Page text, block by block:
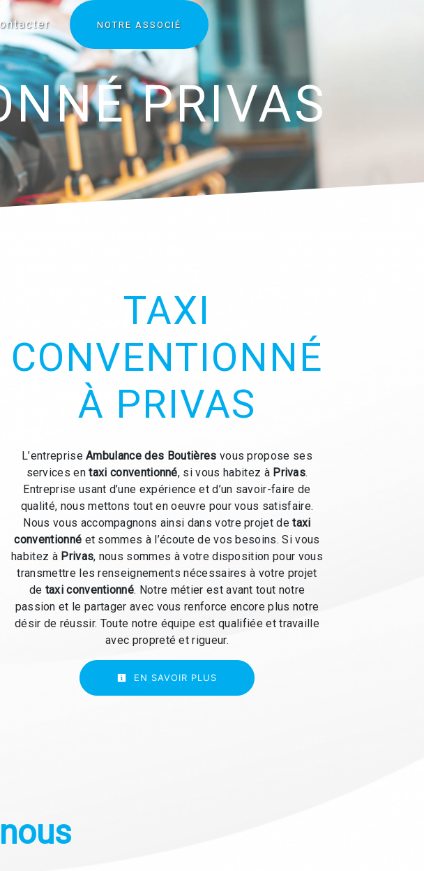
NOTRE ASSOCIÉ
PRIVAS
TAXI
CONVENTIONNÉ
À PRIVAS
L’entrepriseAmbulance des Boutières vous propose ses
services entaxi conventionné, si vous habitez à Privas.
Entreprise usant d’une expérience et d’un savoir-faire de
qualité, nous mettons tout en oeuvre pour vous satisfaire.
Nous vous accompagnons ainsi dans votre projet detaxi
conventionné et sommes à l’écoute de vos besoins. Si vous
habitez à Privas, nous sommes à votre disposition pour vous
transmettre les renseignements nécessaires à votre projet
de taxi conventionné. Notre métier est avant tout notre
passion et le partager avec vous renforce encore plus notre
désir de réussir. Toute notre équipe est qualifiée et travaille
avec propreté et rigueur.
EN SAVOIR PLUS